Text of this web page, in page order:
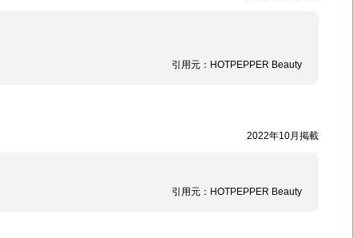
引用元： HOTPEPPER Beauty
2022年10月掲載
引用元： HOTPEPPER Beauty